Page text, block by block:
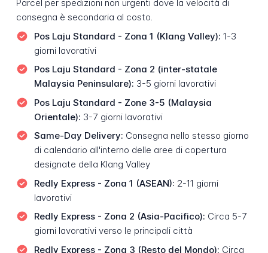
Parcel per spedizioni non urgenti dove la velocità di
consegna è secondaria al costo.
Pos Laju Standard - Zona 1 (Klang Valley): 1-3
giorni lavorativi
Pos Laju Standard - Zona 2 (inter-statale
Malaysia Peninsulare): 3-5 giorni lavorativi
Pos Laju Standard - Zone 3-5 (Malaysia
Orientale): 3-7 giorni lavorativi
Same-Day Delivery: Consegna nello stesso giorno
di calendario all'interno delle aree di copertura
designate della Klang Valley
Redly Express - Zona 1 (ASEAN): 2-11 giorni
lavorativi
Redly Express - Zona 2 (Asia-Pacifico): Circa 5-7
giorni lavorativi verso le principali città
Redly Express - Zona 3 (Resto del Mondo): Circa